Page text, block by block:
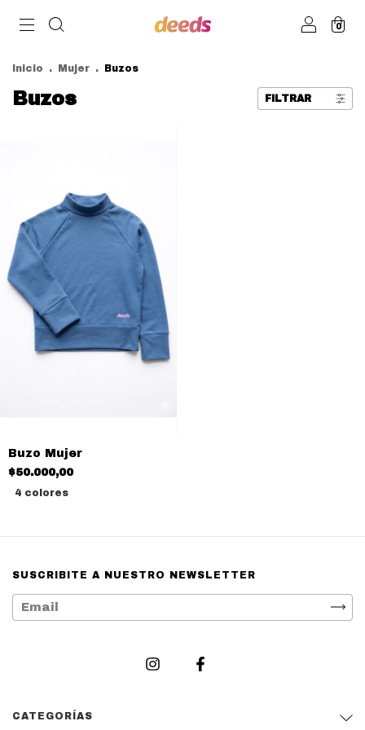
0
Inicio . Mujer . Buzos
Buzos FILTRAR
Buzo Mujer
$50.000,00
4 colores
SUSCRIBITE A NUESTRO NEWSLETTER
CATEGORÍAS